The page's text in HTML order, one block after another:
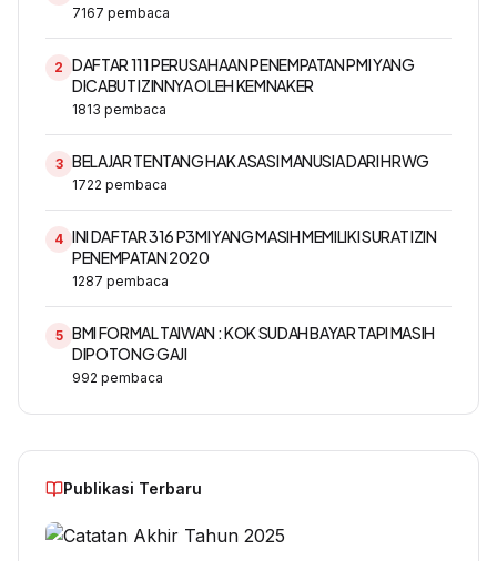
7167 pembaca
2 DAFTAR 111 PERUSAHAAN PENEMPATAN PMI YANG
DICABUT IZINNYA OLEH KEMNAKER
1813 pembaca
3 BELAJAR TENTANG HAK ASASI MANUSIA DARI HRWG
1722 pembaca
4 INI DAFTAR 316 P3MI YANG MASIH MEMILIKI SURAT IZIN
PENEMPATAN 2020
1287 pembaca
5 BMI FORMAL TAIWAN : KOK SUDAH BAYAR TAPI MASIH
DIPOTONG GAJI
992 pembaca
Publikasi Terbaru